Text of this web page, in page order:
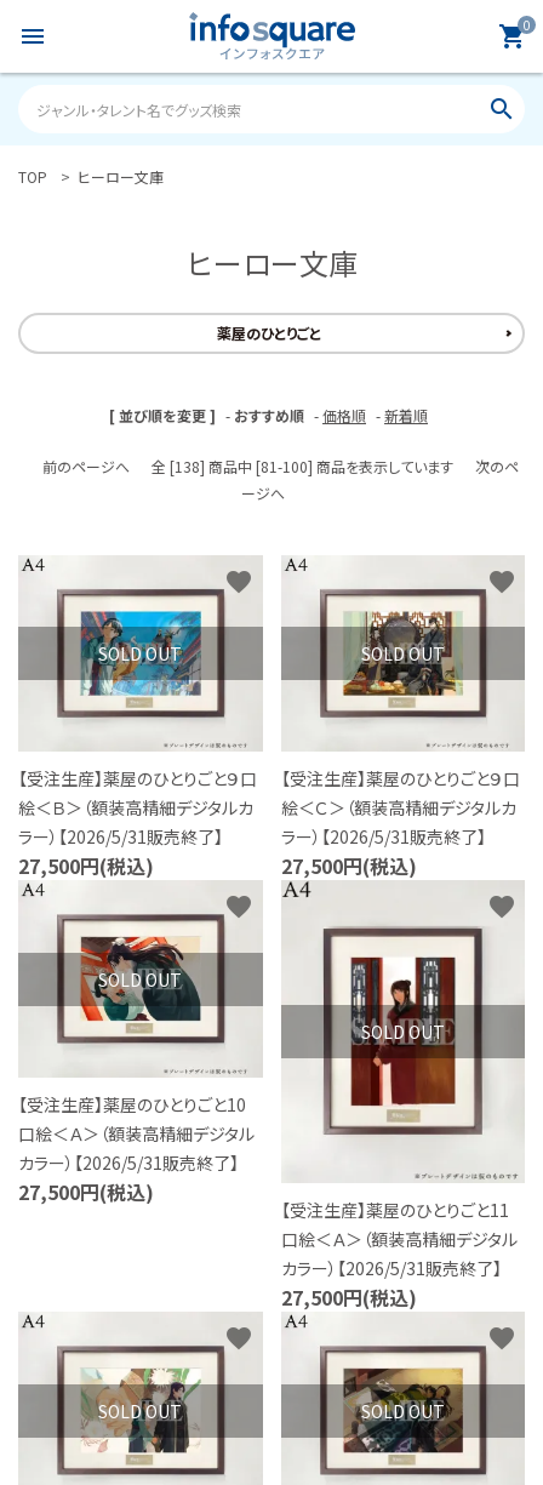
menu 0
shopping_cart
search
カテゴリーから探す
S Cawaii! ME
声優写真集・フォトブック
声優グッズ
アイドル・タレント
ヒーロー文庫
ロト・ナンバーズ書籍・グッズ
ご利用ガイド
プライバシーポリシー
特定商取引法について
お問い合わせ
TOP ヒーロー文庫
ヒーロー文庫
薬屋のひとりごと
[ 並び順を変更 ] - おすすめ順 -価格順 -新着順
前のページへ 全 [138] 商品中 [81-100] 商品を表示しています
次のペ
ージへ
SOLD OUT
【受注生産】薬屋のひとりごと９口
絵＜Ｂ＞（額装高精細デジタルカ
ラー）【2026/5/31販売終了】
27,500円(税込)
favorite
SOLD OUT
【受注生産】薬屋のひとりごと９口
絵＜Ｃ＞（額装高精細デジタルカ
ラー）【2026/5/31販売終了】
27,500円(税込)
favorite
SOLD OUT
【受注生産】薬屋のひとりごと10
口絵＜Ａ＞（額装高精細デジタル
カラー）【2026/5/31販売終了】
27,500円(税込)
favorite
SOLD OUT
【受注生産】薬屋のひとりごと11
口絵＜Ａ＞（額装高精細デジタル
カラー）【2026/5/31販売終了】
27,500円(税込)
favorite
SOLD OUT
favorite
SOLD OUT
favorite